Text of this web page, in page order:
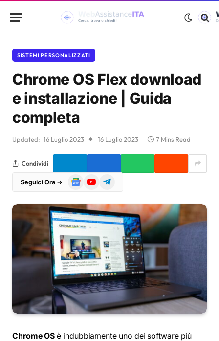
SISTEMI PERSONALIZZATI
Chrome OS Flex download
e installazione | Guida
completa
Updated: 16 Luglio 2023 16 Luglio 2023 7 Mins Read
Condividi
Seguici Ora →
GoogleYouTubeTelegram
Chrome OS è indubbiamente uno dei software più